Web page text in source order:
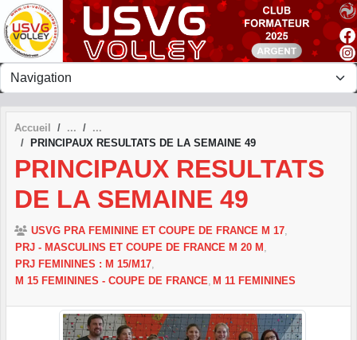
Accueil
PRINCIPAUX RESULTATS DE LA SEMAINE 49
PRINCIPAUX RESULTATS
DE LA SEMAINE 49
USVG PRA FEMININE ET COUPE DE FRANCE M 17
PRJ - MASCULINS ET COUPE DE FRANCE M 20 M
PRJ FEMININES : M 15/M17
M 15 FEMININES - COUPE DE FRANCE M 11 FEMININES
Panneau de gestion des cookies